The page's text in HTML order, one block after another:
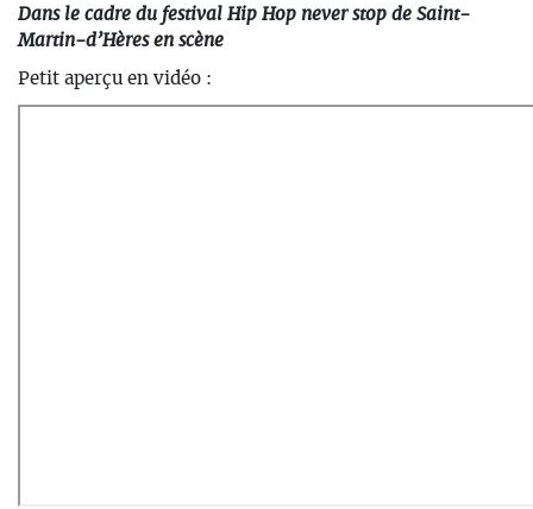
Dans le cadre du festival Hip Hop never stop de Saint-
Martin-d’Hères en scène
Petit aperçu en vidéo :